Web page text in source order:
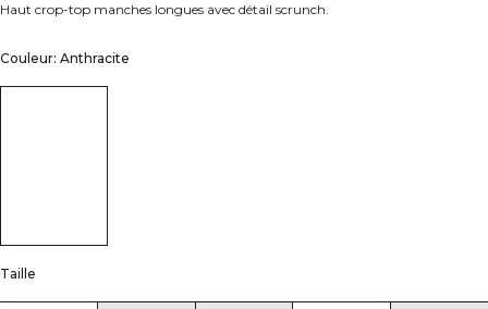
Haut crop-top manches longues avec détail scrunch.
Couleur: Anthracite
Taille